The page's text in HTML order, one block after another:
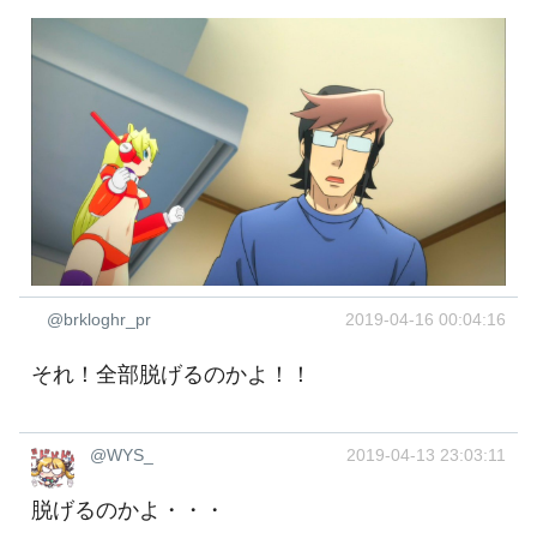
@brkloghr_pr 2019-04-16 00:04:16
それ！全部脱げるのかよ！！
@WYS_ 2019-04-13 23:03:11
脱げるのかよ・・・